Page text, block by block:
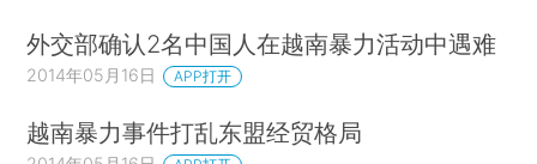
外交部确认2名中国人在越南暴力活动中遇难
2014年05月16日 APP打开
越南暴力事件打乱东盟经贸格局